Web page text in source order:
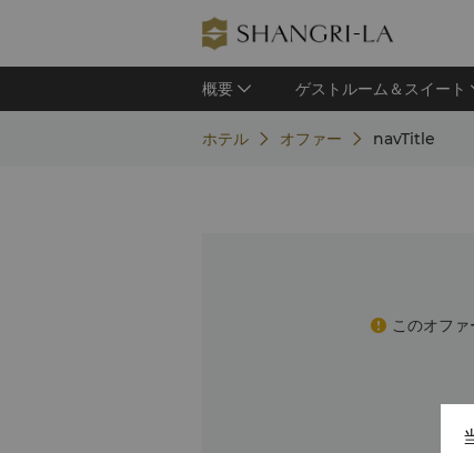
概要 ゲストルーム＆スイート
ホテル オファー navTitle
このオフ